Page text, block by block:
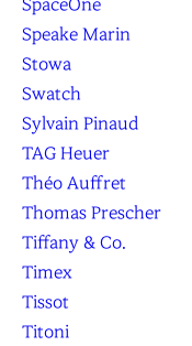
SpaceOne
Speake Marin
Stowa
Swatch
Sylvain Pinaud
TAG Heuer
Théo Auffret
Thomas Prescher
Tiffany & Co.
Timex
Tissot
Titoni